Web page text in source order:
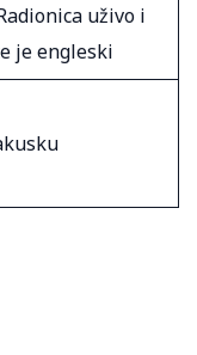
uživo i
je engleski